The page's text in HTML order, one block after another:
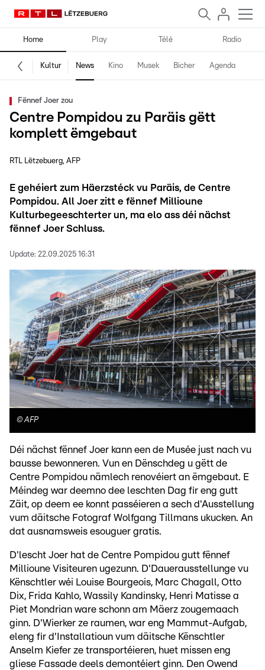
Home Play Télé Radio
Kultur News Kino Musek Bicher Agenda
Fënnef Joer zou
Centre Pompidou zu Paräis gëtt
komplett ëmgebaut
RTL Lëtzebuerg AFP
E gehéiert zum Häerzstéck vu Paräis, de Centre
Pompidou. All Joer zitt e fënnef Millioune
Kulturbegeeschterter un, ma elo ass déi nächst
fënnef Joer Schluss.
Update: 22.09.2025 16:31
©AFP
Déi nächst fënnef Joer kann een de Musée just nach vu
bausse bewonneren. Vun en Dënschdeg u gëtt de
Centre Pompidou nämlech renovéiert an ëmgebaut. E
Méindeg war deemno dee leschten Dag fir eng gutt
Zäit, op deem ee konnt passéieren a sech d'Ausstellung
vum däitsche Fotograf Wolfgang Tillmans ukucken. An
dat ausnamsweis esouguer gratis.
D'lescht Joer hat de Centre Pompidou gutt fënnef
Millioune Visiteuren ugezunn. D'Dauerausstellunge vu
Kënschtler wéi Louise Bourgeois, Marc Chagall, Otto
Dix, Frida Kahlo, Wassily Kandinsky, Henri Matisse a
Piet Mondrian ware schonn am Mäerz zougemaach
ginn. D'Wierker ze raumen, war eng Mammut-Aufgab,
eleng fir d'Installatioun vum däitsche Kënschtler
Anselm Kiefer ze transportéieren, huet missen eng
gliese Fassade deels demontéiert ginn. Den Owend